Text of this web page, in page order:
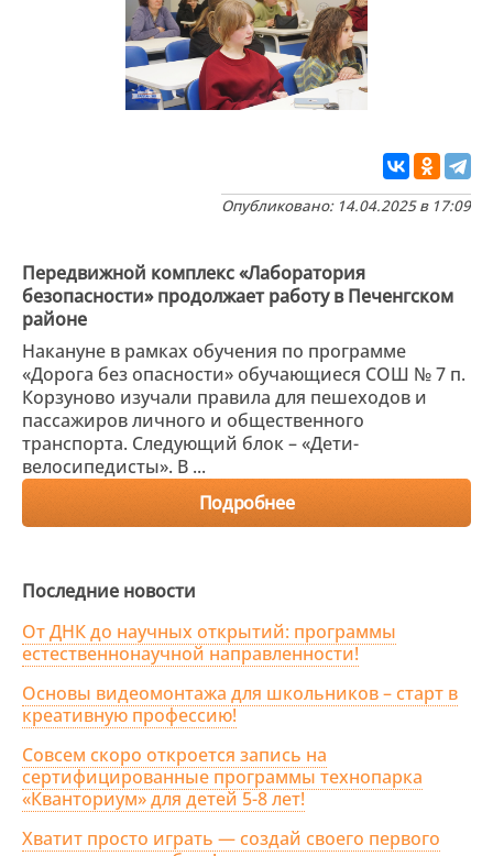
Опубликовано: 14.04.2025 в 17:09
Передвижной комплекс «Лаборатория
безопасности» продолжает работу в Печенгском
районе
Накануне в рамках обучения по программе
«Дорога без опасности» обучающиеся СОШ № 7 п.
Корзуново изучали правила для пешеходов и
пассажиров личного и общественного
транспорта. Следующий блок – «Дети-
велосипедисты». В ...
Подробнее
Последние новости
От ДНК до научных открытий: программы
естественнонаучной направленности!
Основы видеомонтажа для школьников – старт в
креативную профессию!
Совсем скоро откроется запись на
сертифицированные программы технопарка
«Кванториум» для детей 5-8 лет!
Хватит просто играть — создай своего первого